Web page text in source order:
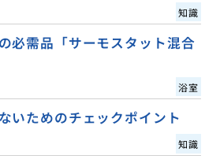
知識
必需品「サーモスタット混合
浴室
いためのチェックポイント
知識